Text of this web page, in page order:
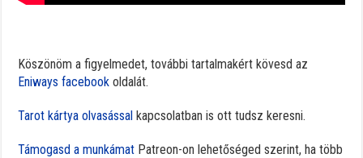
Köszönöm a figyelmedet, további tartalmakért kövesd az
Eniways facebook oldalát.
Tarot kártya olvasással kapcsolatban is ott tudsz keresni.
Támogasd a munkámat Patreon-on lehetőséged szerint, ha több